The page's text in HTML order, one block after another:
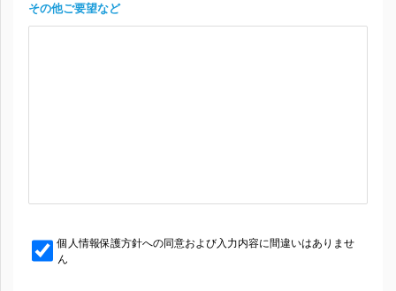
その他ご要望など
個人情報保護方針への同意および入力内容に間違いはありませ
ん